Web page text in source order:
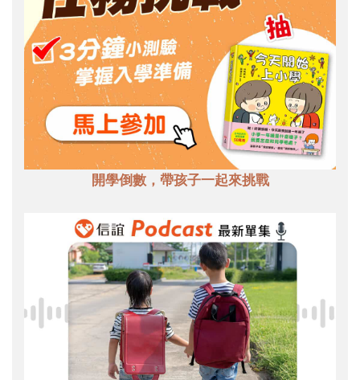
開學倒數，帶孩子一起來挑戰